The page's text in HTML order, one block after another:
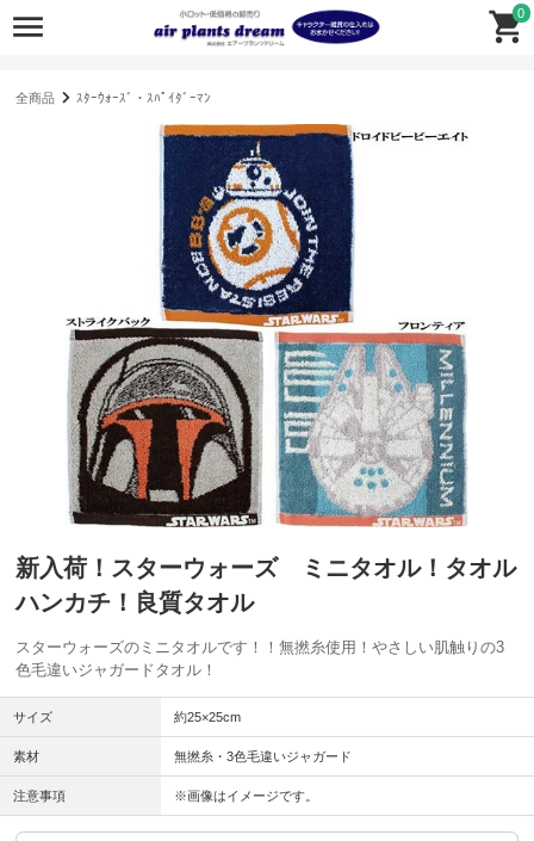
0
全商品 ｽﾀｰｳｫｰｽﾞ・ｽﾊﾟｲﾀﾞｰﾏﾝ
新入荷！スターウォーズ ミニタオル！タオル
ハンカチ！良質タオル
スターウォーズのミニタオルです！！無撚糸使用！やさしい肌触りの3
色毛違いジャガードタオル！
サイズ 約25×25cm
素材 無撚糸・3色毛違いジャガード
注意事項 ※画像はイメージです。